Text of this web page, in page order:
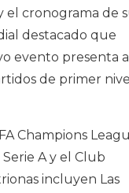
cronograma de
destacado que
evento presenta a
de primer
Champions
A y el Club
incluyen Las